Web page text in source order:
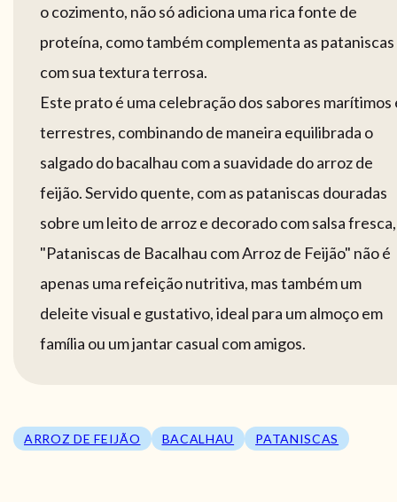
o cozimento, não só adiciona uma rica fonte de
proteína, como também complementa as pataniscas
com sua textura terrosa.
Este prato é uma celebração dos sabores marítimos
terrestres, combinando de maneira equilibrada o
salgado do bacalhau com a suavidade do arroz de
feijão. Servido quente, com as pataniscas douradas
sobre um leito de arroz e decorado com salsa fresca,
"Pataniscas de Bacalhau com Arroz de Feijão" não é
apenas uma refeição nutritiva, mas também um
deleite visual e gustativo, ideal para um almoço em
família ou um jantar casual com amigos.
ARROZ DE FEIJÃO BACALHAU PATANISCAS